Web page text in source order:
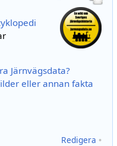
Järnvägsdata?
eller annan fakta
Redigera •